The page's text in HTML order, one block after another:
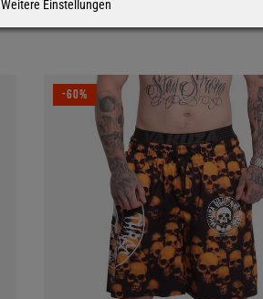
-60%
Weitere Einstellungen